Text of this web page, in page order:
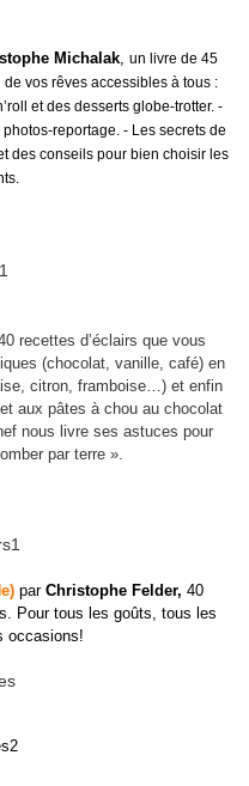
Michalak, un livre de 45
vos rêves accessibles à tous :
et des desserts globe-trotter. -
reportage. - Les secrets de
des conseils pour bien choisir les
recettes d’éclairs que vous
(chocolat, vanille, café) en
citron, framboise…) et enfin
aux pâtes à chou au chocolat
nous livre ses astuces pour
par terre ».
par Christophe Felder, 40
Pour tous les goûts, tous les
occasions!